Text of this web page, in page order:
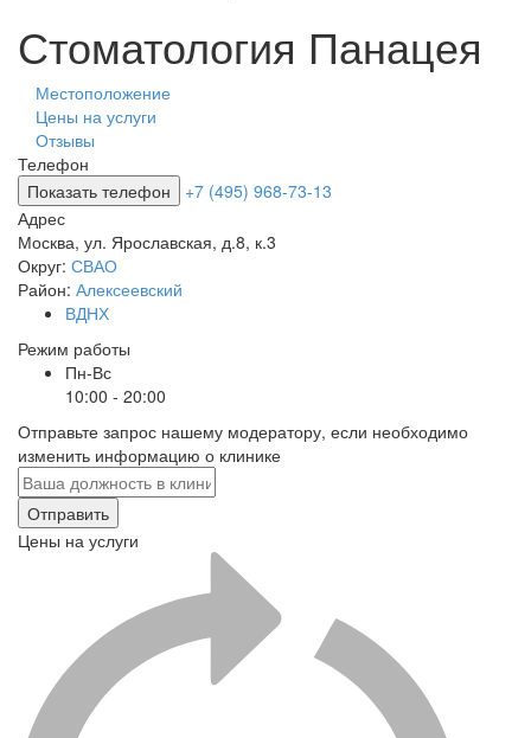
Стоматология Панацея
Местоположение
Цены на услуги
Отзывы
Телефон
Показать телефон
+7 (495) 968-73-13
Адрес
Москва, ул. Ярославская, д.8, к.3
Округ: СВАО
Район: Алексеевский
ВДНХ
Режим работы
Пн-Вс
10:00 - 20:00
Отправьте запрос нашему модератору, если необходимо
изменить информацию о клинике
Отправить
Цены на услуги